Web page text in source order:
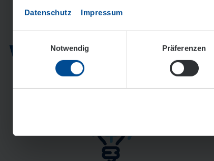
Datenschutz Impressum
Notwendig
Präferenzen
Wir schaffen die